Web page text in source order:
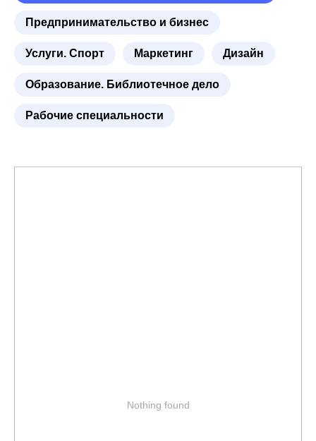
Предпринимательство и бизнес
Услуги. Спорт Маркетинг Дизайн
Образование. Библиотечное дело
Рабочие специальности
Nothing found